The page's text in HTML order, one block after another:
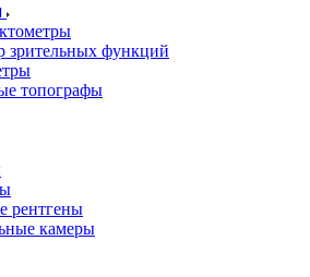
зрительных функций
топографы
рентгены
камеры